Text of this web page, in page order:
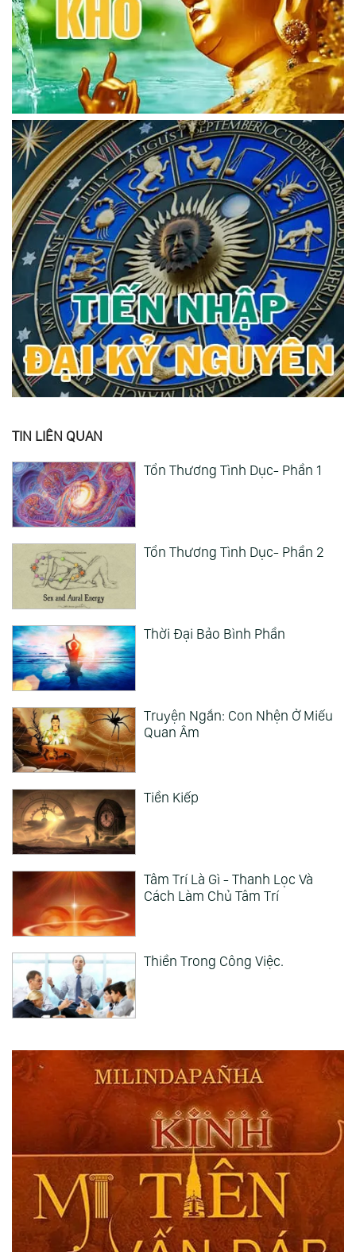
TIN LIÊN QUAN
Tổn Thương Tình Dục- Phần 1
Tổn Thương Tình Dục- Phần 2
Thời Đại Bảo Bình Phần
Truyện Ngắn: Con Nhện Ở Miếu
Quan Âm
Tiền Kiếp
Tâm Trí Là Gì - Thanh Lọc Và
Cách Làm Chủ Tâm Trí
Thiền Trong Công Việc.